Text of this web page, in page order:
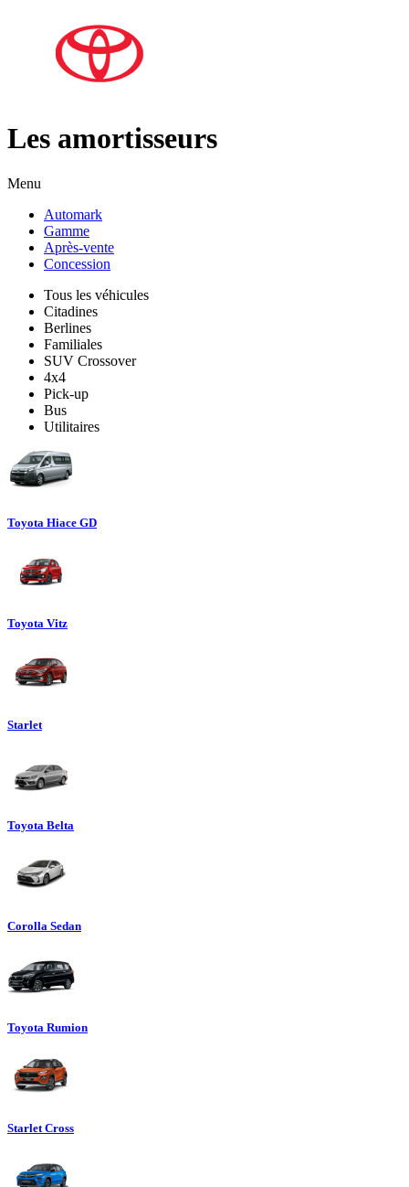
Les amortisseurs
Menu
Automark
Gamme
Après-vente
Concession
Tous les véhicules
Citadines
Berlines
Familiales
SUV Crossover
4x4
Pick-up
Bus
Utilitaires
Toyota Hiace GD
Toyota Vitz
Starlet
Toyota Belta
Corolla Sedan
Toyota Rumion
Starlet Cross